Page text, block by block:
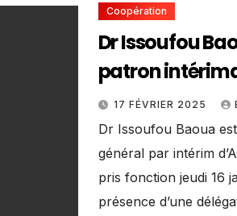
Coopération
Dr Issoufou
patron
CCR-AOS
17 FÉVRIER 2025
Dr Issoufou Baoua
général par intérim
pris fonction jeudi 16
présence d’une